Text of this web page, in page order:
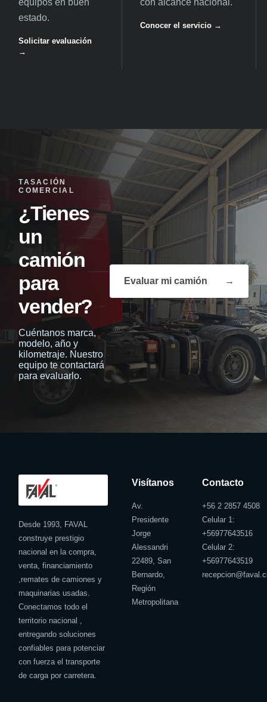
equipos en buen
estado.
Solicitar evaluación
→
con alcance nacional.
Conocer el servicio →
TASACIÓN
COMERCIAL
¿Tienes
un
camión
para
vender?
Cuéntanos marca,
modelo, año y
kilometraje. Nuestro
equipo te contactará
para evaluarlo.
Evaluar mi camión →
Desde 1993, FAVAL
construye prestigio
nacional en la compra,
venta, financiamiento
,remates de camiones y
maquinarias usadas.
Conectamos todo el
territorio nacional ,
entregando soluciones
confiables para potenciar
con fuerza el transporte
de carga por carretera.
Visítanos
Av.
Presidente
Jorge
Alessandri
22489, San
Bernardo,
Región
Metropolitana
Contacto
+56 2 2857 4508
Celular 1:
+56977643516
Celular 2:
+56977643519